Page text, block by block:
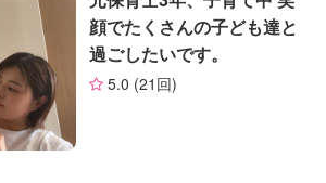
対応不可
企業型割引対象(旧内閣府補助対象)
自治体届出済ベビーシッター
保育士
顔でたくさんの子ども達と
過ごしたいです。
5.0 (21回)